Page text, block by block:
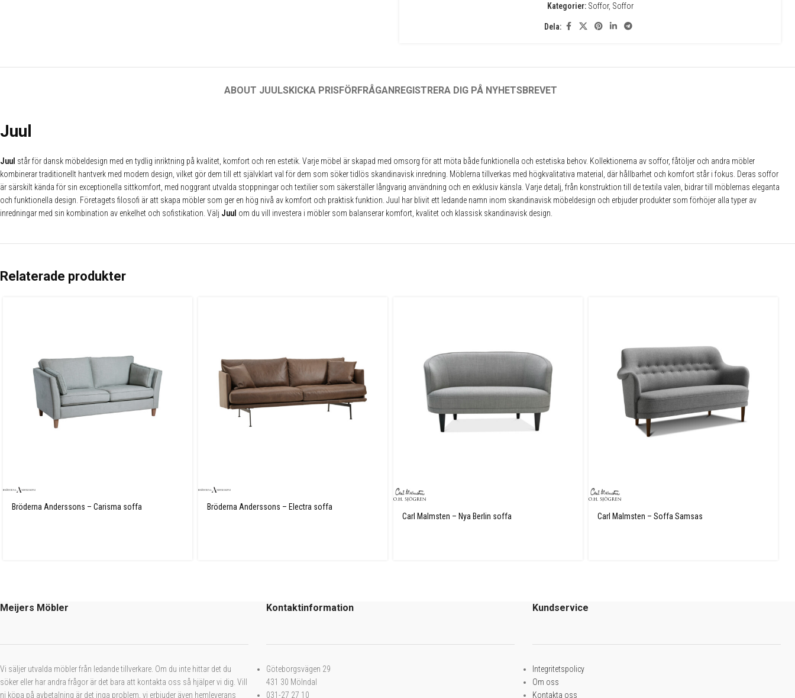
Kategorier: Soffor, Soffor
Dela:
ABOUT JUULSKICKA PRISFÖRFRÅGANREGISTRERA DIG PÅ NYHETSBREVET
Juul
Juul står för dansk möbeldesign med en tydlig inriktning på kvalitet, komfort och ren estetik. Varje möbel är skapad med omsorg för att möta både funktionella och estetiska behov. Kollektionerna av soffor, fåtöljer och andra möbler
kombinerar traditionellt hantverk med modern design, vilket gör dem till ett självklart val för dem som söker tidlös skandinavisk inredning. Möblerna tillverkas med högkvalitativa material, där hållbarhet och komfort står i fokus. Deras soffor
är särskilt kända för sin exceptionella sittkomfort, med noggrant utvalda stoppningar och textilier som säkerställer långvarig användning och en exklusiv känsla. Varje detalj, från konstruktion till de textila valen, bidrar till möblernas eleganta
och funktionella design. Företagets filosofi är att skapa möbler som ger en hög nivå av komfort och praktisk funktion. Juul har blivit ett ledande namn inom skandinavisk möbeldesign och erbjuder produkter som förhöjer alla typer av
inredningar med sin kombination av enkelhet och sofistikation. Välj Juul om du vill investera i möbler som balanserar komfort, kvalitet och klassisk skandinavisk design.
Relaterade produkter
Bröderna Anderssons – Carisma soffa
Bröderna Anderssons – Electra soffa
Carl Malmsten – Nya Berlin soffa
Carl Malmsten – Soffa Samsas
Meijers Möbler
Vi säljer utvalda möbler från ledande tillverkare. Om du inte hittar det du
söker eller har andra frågor är det bara att kontakta oss så hjälper vi dig. Vill
ni köpa på avbetalning är det inga problem, vi erbjuder även hemleverans
Kontaktinformation
Göteborgsvägen 29
431 30 Mölndal
031-27 27 10
Kundservice
Integritetspolicy
Om oss
Kontakta oss